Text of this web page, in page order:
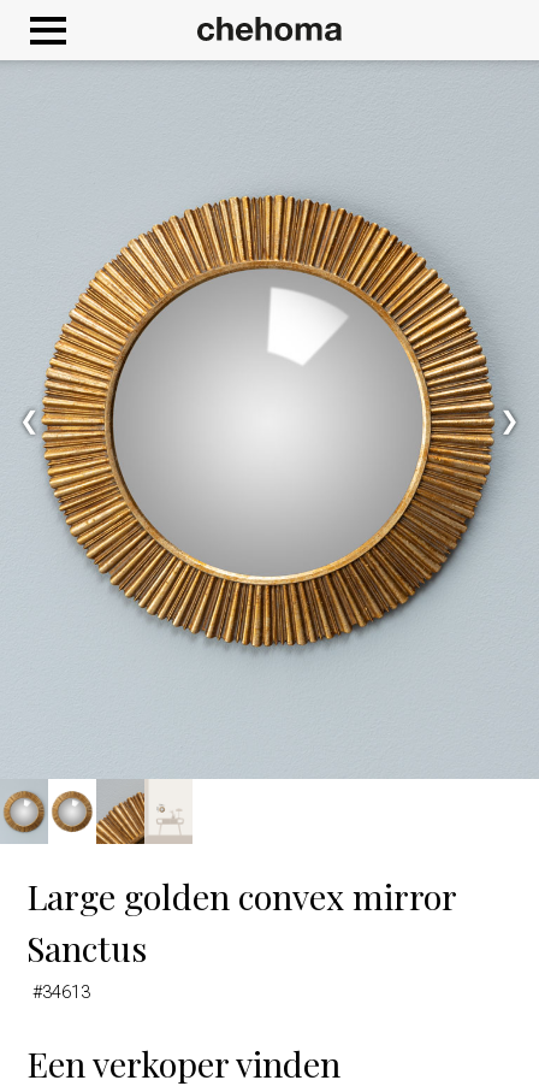
❮ ❯
Large golden convex mirror
Sanctus
#34613
Een verkoper vinden
Google Maps is uitgeschakeld.
Cookies beheer paneel